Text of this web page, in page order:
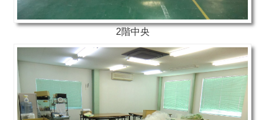
2階中央